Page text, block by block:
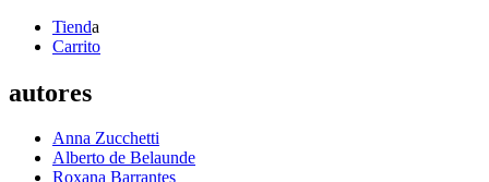
Tienda
Carrito
autores
Anna Zucchetti
Alberto de Belaunde
Roxana Barrantes